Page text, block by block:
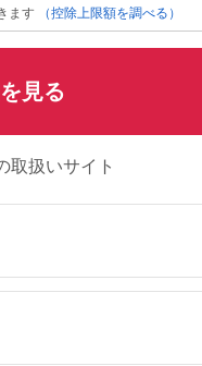
ます
（控除上限額を調べる）
見る
取扱いサイト